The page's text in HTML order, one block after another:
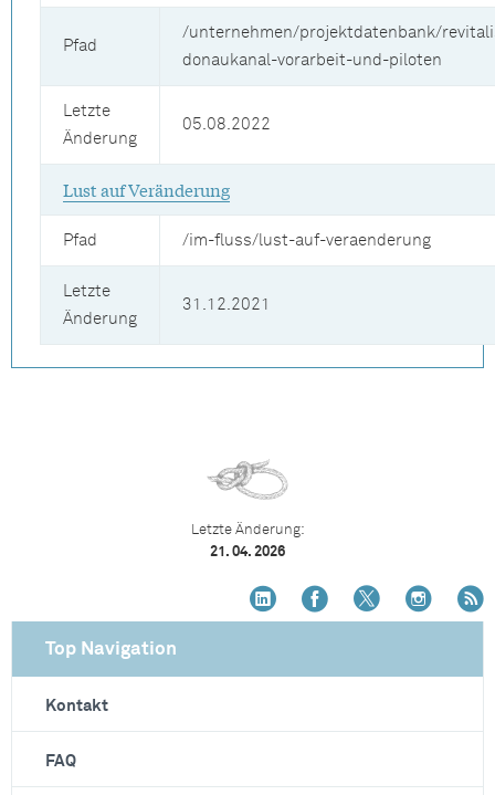
Pfad
/unternehmen/projektdatenbank/
donaukanal-vorarbeit-und-piloten
Letzte
Änderung
05.08.2022
Lust auf Veränderung
Pfad /im-fluss/lust-auf-veraenderung
Letzte
Änderung
31.12.2021
Letzte Änderung:
21. 04. 2026
Top Navigation
Kontakt
FAQ